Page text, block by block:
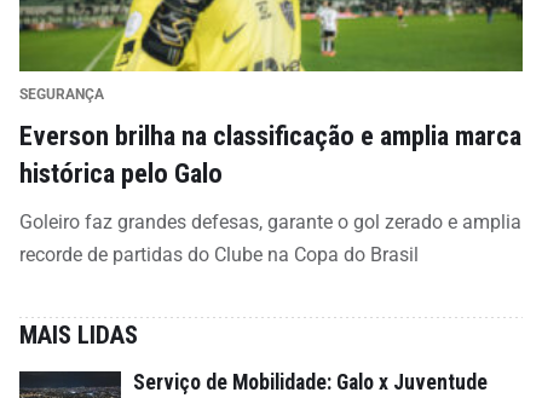
SEGURANÇA
Everson brilha na classificação e amplia marca
histórica pelo Galo
Goleiro faz grandes defesas, garante o gol zerado e amplia
recorde de partidas do Clube na Copa do Brasil
MAIS LIDAS
Serviço de Mobilidade: Galo x Juventude